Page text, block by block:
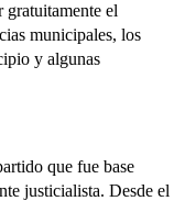
gratuitamente el
municipales, los
y algunas
que fue base
justicialista. Desde el